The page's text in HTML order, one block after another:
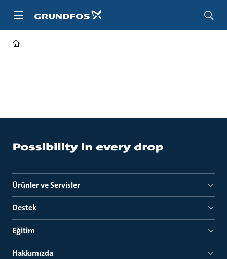
içeriğe
Ürünler ve Servisler
Destek
Eğitim
Hakkımızda